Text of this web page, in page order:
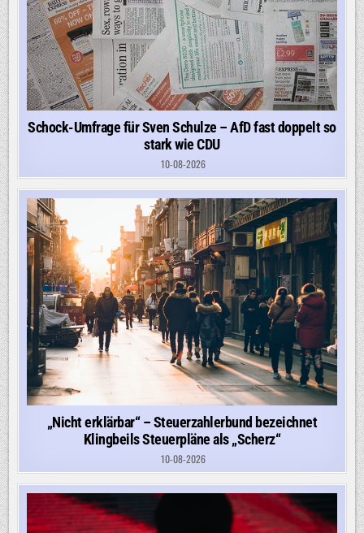
Schock-Umfrage für Sven Schulze – AfD fast doppelt so
stark wie CDU
10-08-2026
„Nicht erklärbar“ – Steuerzahlerbund bezeichnet
Klingbeils Steuerpläne als „Scherz“
10-08-2026